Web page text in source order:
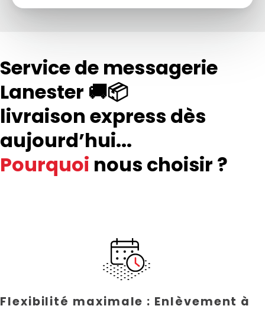
Service de messagerie
Lanester 🚚📦
livraison express dès
aujourd’hui...
Pourquoi nous choisir ?
Flexibilité maximale : Enlèvement à